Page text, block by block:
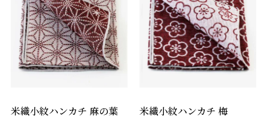
米織小紋ハンカチ 麻の葉 米織小紋ハンカチ 梅